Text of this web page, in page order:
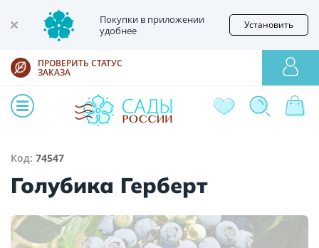
Покупки в приложении
удобнее
Установить
ПРОВЕРИТЬ СТАТУС
ЗАКАЗА
Код: 74547
Голубика Герберт